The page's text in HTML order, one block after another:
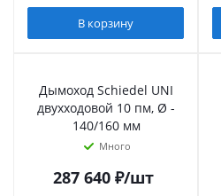
В корзину
Дымоход Schiedel UNI
двухходовой 10 пм, Ø -
140/160 мм
Много
287 640₽/шт